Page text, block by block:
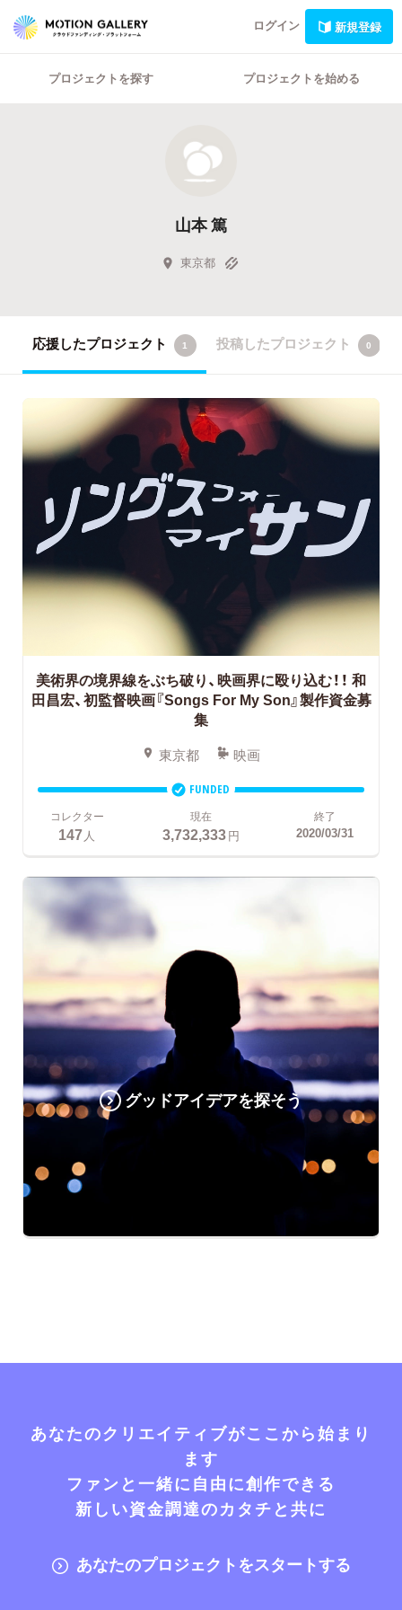
ログイン 新規登録
プロジェクトを探す プロジェクトを始める
山本 篤
東京都
応援したプロジェクト 1 投稿したプロジェクト 0
美術界の境界線をぶち破り、映画界に殴り込む！！ 和
田昌宏、初監督映画『Songs For My Son』製作資金募
集
東京都 映画
FUNDED
コレクター
147 人
現在
3,732,333円
終了
2020/03/31
グッドアイデアを探そう
あなたのクリエイティブがここから始まり
ます
ファンと一緒に自由に創作できる
新しい資金調達のカタチと共に
あなたのプロジェクトをスタートする